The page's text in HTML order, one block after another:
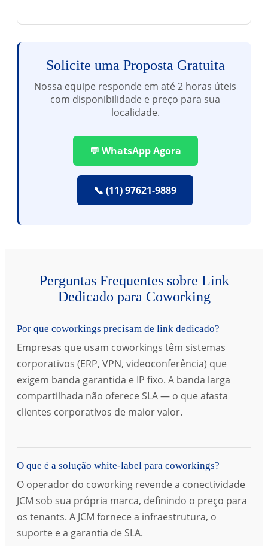
Solicite uma Proposta Gratuita
Nossa equipe responde em até 2 horas úteis
com disponibilidade e preço para sua
localidade.
💬 WhatsApp Agora
📞 (11) 97621-9889
Perguntas Frequentes sobre Link
Dedicado para Coworking
Por que coworkings precisam de link dedicado?
Empresas que usam coworkings têm sistemas
corporativos (ERP, VPN, videoconferência) que
exigem banda garantida e IP fixo. A banda larga
compartilhada não oferece SLA — o que afasta
clientes corporativos de maior valor.
O que é a solução white-label para coworkings?
O operador do coworking revende a conectividade
JCM sob sua própria marca, definindo o preço para
os tenants. A JCM fornece a infraestrutura, o
suporte e a garantia de SLA.